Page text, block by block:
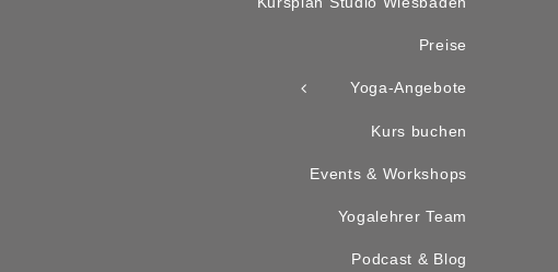
Preise
Yoga-Angebote
Kurs buchen
Events & Workshops
Yogalehrer Team
Podcast & Blog